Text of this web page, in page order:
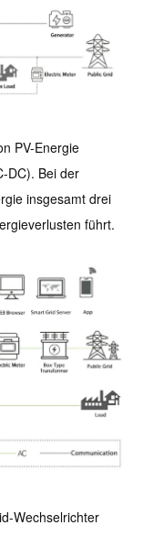
PV-Energie
DC). Bei der
insgesamt drei
führt.
Wechselrichter